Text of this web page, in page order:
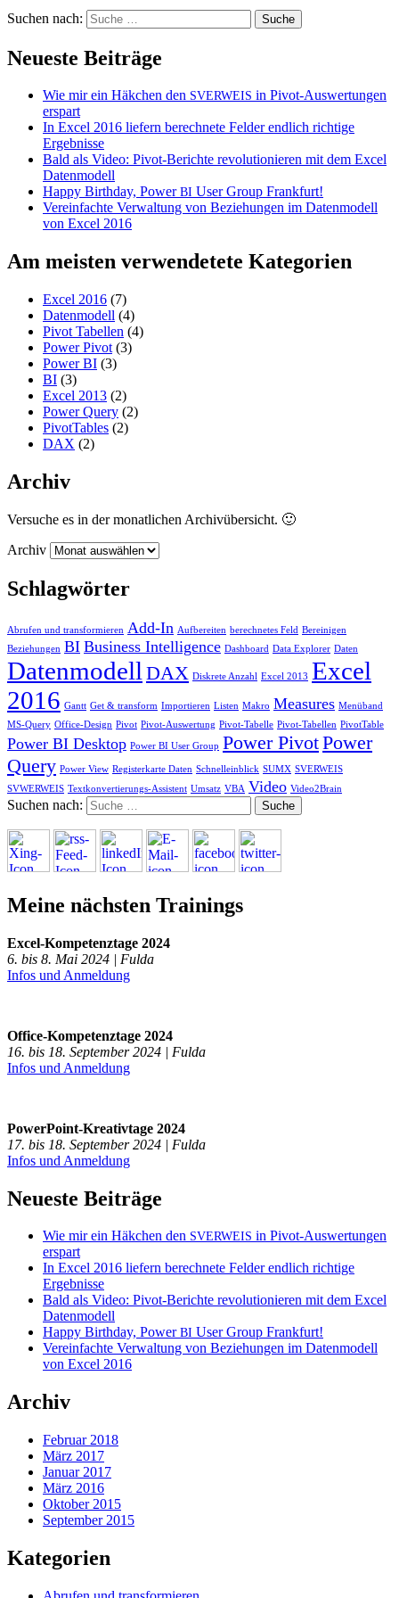
Suchen nach:
Neueste Beiträge
Wie mir ein Häkchen den SVERWEIS in Pivot-Auswertungen
erspart
In Excel 2016 liefern berechnete Felder endlich richtige
Ergebnisse
Bald als Video: Pivot-Berichte revolutionieren mit dem Excel
Datenmodell
Happy Birthday, PowerBI User Group Frankfurt!
Vereinfachte Verwaltung von Beziehungen im Datenmodell
von Excel 2016
Am meisten verwendetete Kategorien
Excel 2016 (7)
Datenmodell (4)
Pivot Tabellen (4)
Power Pivot (3)
Power BI (3)
BI (3)
Excel 2013 (2)
Power Query (2)
PivotTables (2)
DAX (2)
Archiv
Versuche es in der monatlichen Archivübersicht. 🙂
Archiv
Schlagwörter
Abrufen und transformieren Add-In Aufbereiten berechnetes Feld Bereinigen
Beziehungen BI Business Intelligence Dashboard Data Explorer Daten
Datenmodell DAX Diskrete Anzahl Excel 2013 Excel
2016 Gantt Get & transform Importieren Listen Makro Measures Menüband
MS-Query Office-Design Pivot Pivot-Auswertung Pivot-Tabelle Pivot-Tabellen PivotTable
Power BI Desktop Power BI User Group Power PivotPower
Query Power View Registerkarte Daten Schnelleinblick SUMX SVERWEIS
SVWERWEIS Textkonvertierungs-Assistent Umsatz VBA Video Video2Brain
Suchen nach:
Meine nächsten Trainings
Excel-Kompetenztage 2024
6. bis 8. Mai 2024 | Fulda
Infos und Anmeldung
Office-Kompetenztage 2024
16. bis 18. September 2024 | Fulda
Infos und Anmeldung
PowerPoint-Kreativtage 2024
17. bis 18. September 2024 | Fulda
Infos und Anmeldung
Neueste Beiträge
Wie mir ein Häkchen den SVERWEIS in Pivot-Auswertungen
erspart
In Excel 2016 liefern berechnete Felder endlich richtige
Ergebnisse
Bald als Video: Pivot-Berichte revolutionieren mit dem Excel
Datenmodell
Happy Birthday, PowerBI User Group Frankfurt!
Vereinfachte Verwaltung von Beziehungen im Datenmodell
von Excel 2016
Archiv
Februar 2018
März 2017
Januar 2017
März 2016
Oktober 2015
September 2015
Kategorien